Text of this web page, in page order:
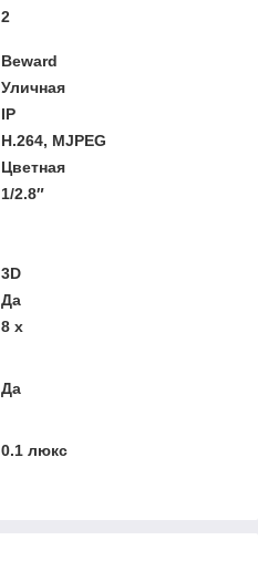
2
Beward
Уличная
IP
H.264, MJPEG
Цветная
1/2.8″
3D
Да
8 х
Да
0.1 люкс